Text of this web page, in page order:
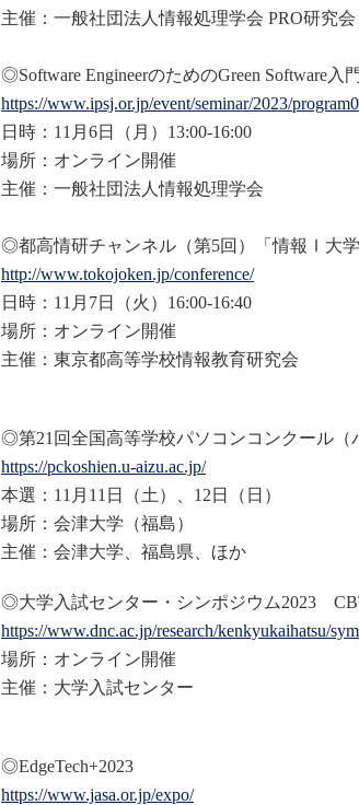
主催：一般社団法人情報処理学会 PRO研究会
◎Software EngineerのためのGreen Software入門
https://www.ipsj.or.jp/event/seminar/2023/
日時：11月6日（月）13:00-16:00
場所：オンライン開催
主催：一般社団法人情報処理学会
◎都高情研チャンネル（第5回）「情報Ⅰ大
http://www.tokojoken.jp/conference/
日時：11月7日（火）16:00-16:40
場所：オンライン開催
主催：東京都高等学校情報教育研究会
◎第21回全国高等学校パソコンコンクール（
https://pckoshien.u-aizu.ac.jp/
本選：11月11日（土）、12日（日）
場所：会津大学（福島）
主催：会津大学、福島県、ほか
◎大学入試センター・シンポジウム2023
https://www.dnc.ac.jp/research/kenkyukaihatsu/
場所：オンライン開催
主催：大学入試センター
◎EdgeTech+2023
https://www.jasa.or.jp/expo/